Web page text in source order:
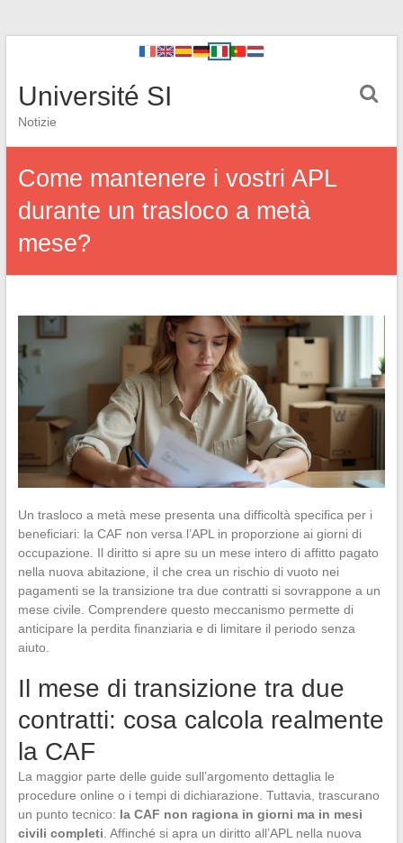
Université SI
Notizie
Come mantenere i vostri APL
durante un trasloco a metà
mese?
Un trasloco a metà mese presenta una difficoltà specifica per i
beneficiari: la CAF non versa l’APL in proporzione ai giorni di
occupazione. Il diritto si apre su un mese intero di affitto pagato
nella nuova abitazione, il che crea un rischio di vuoto nei
pagamenti se la transizione tra due contratti si sovrappone a un
mese civile. Comprendere questo meccanismo permette di
anticipare la perdita finanziaria e di limitare il periodo senza
aiuto.
Il mese di transizione tra due
contratti: cosa calcola realmente
la CAF
La maggior parte delle guide sull’argomento dettaglia le
procedure online o i tempi di dichiarazione. Tuttavia, trascurano
un punto tecnico: la CAF non ragiona in giorni ma in mesi
civili completi . Affinché si apra un diritto all’APL nella nuova